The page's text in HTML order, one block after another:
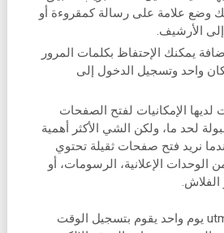
وضع علامة على رسالة كمقروءة أو
الأرشيف.
يمكنك الإحتفاظ بكلمات المرور
واحد وتسجيل الدخول إلى
الإمكانيات لفتح الصفحات
لحد ما، ولكن الشي الأكثر أهمية
نريد فتح صفحات ثقيلة تحتوي
الوحدات الإعلانية، الرسومات، أو
الفلاش.
__utmb starbucks.com يوم واحد يقوم بتسجيل الوقت